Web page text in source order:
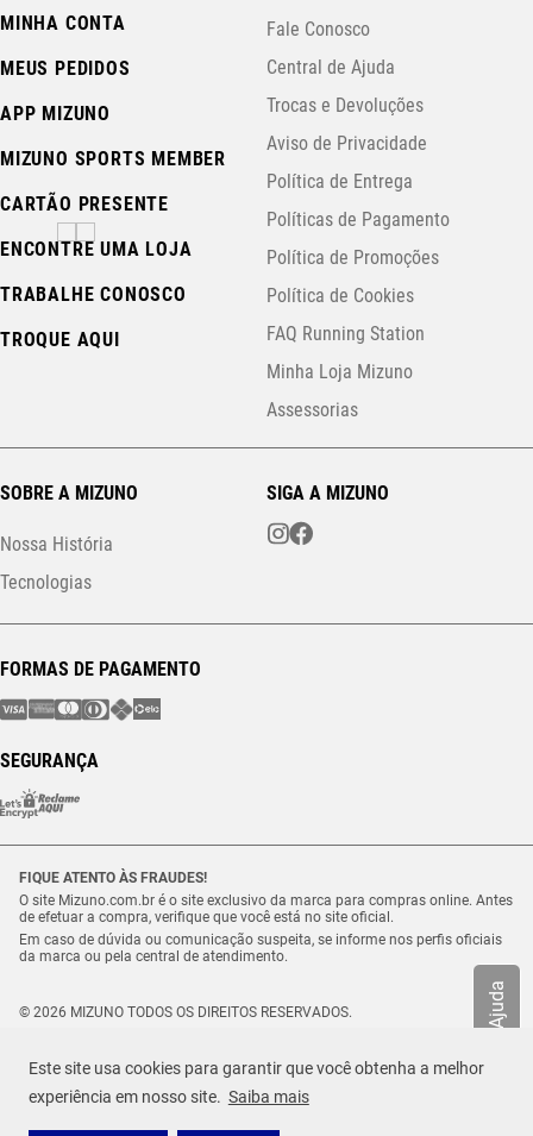
Este site usa cookies para garantir que você obtenha a melhor
experiência em nosso site. Saiba mais
Ajuda
TAMANHO
Selecione o seu tamanho
MINHA CONTA
MEUS PEDIDOS
APP MIZUNO
MIZUNO SPORTS MEMBER
CARTÃO PRESENTE
ENCONTRE UMA LOJA
TRABALHE CONOSCO
TROQUE AQUI
Fale Conosco
Central de Ajuda
Trocas e Devoluções
Aviso de Privacidade
Política de Entrega
Políticas de Pagamento
Política de Promoções
Política de Cookies
FAQ Running Station
Minha Loja Mizuno
Assessorias
SOBRE A MIZUNO
Nossa História
Tecnologias
SIGA A MIZUNO
FORMAS DE PAGAMENTO
SEGURANÇA
FIQUE ATENTO ÀS FRAUDES!
O site Mizuno.com.br é o site exclusivo da marca para compras online. Antes
de efetuar a compra, verifique que você está no site oficial.
Em caso de dúvida ou comunicação suspeita, se informe nos perfis oficiais
da marca ou pela central de atendimento.
© 2026 MIZUNO TODOS OS DIREITOS RESERVADOS.
Estrada Municipal Luiz Lopes Neto, n.º 21 – Tenentes – CEP. 37.640-000 –
Extrema/MG